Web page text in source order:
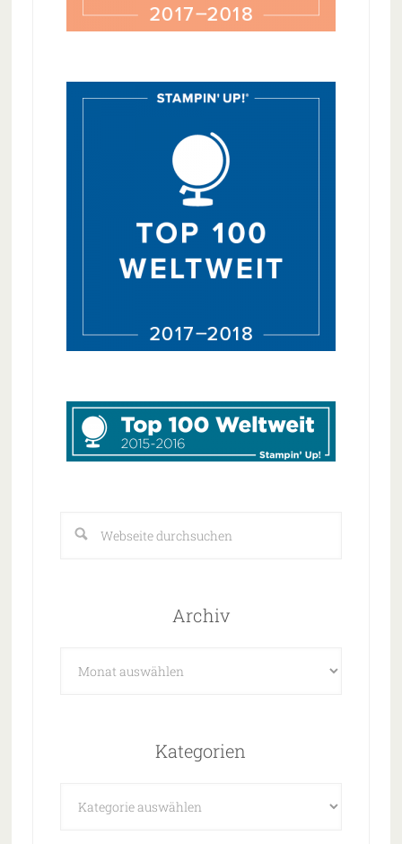
Archiv
Kategorien